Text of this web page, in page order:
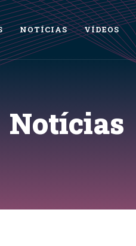
NOTÍCIAS VÍDEOS
Notícias